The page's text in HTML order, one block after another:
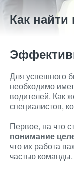
Как найти
Для успешного
необходимо
водителей. Как
специалистов,
Первое, на что
понимание
что их работа
частью команды.